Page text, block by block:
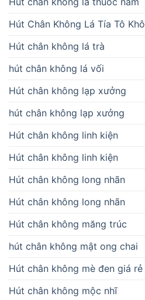
Hút Chân Không Lá Tía Tô Khô
Hút chân không lá trà
hút chân không lá vối
Hút chân không lạp xưởng
hút chân không lạp xưởng
Hút chân không linh kiện
Hút chân không linh kiện
Hút chân không long nhãn
Hút chân không long nhãn
Hút chân không măng trúc
hút chân không mật ong chai
Hút chân không mè đen giá rẻ
Hút chân không mộc nhĩ